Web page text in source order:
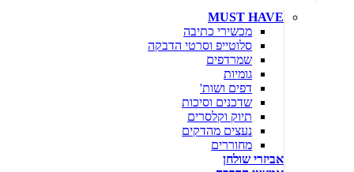
MUST HAVE
מכשירי כתיבה
סלוטייפ וסרטי הדבקה
שמרדפים
גומיות
דפים ושות'
שדכנים וסיכות
תיוק וקלסרים
נעצים מהדקים
מחוררים
אביזרי שולחן